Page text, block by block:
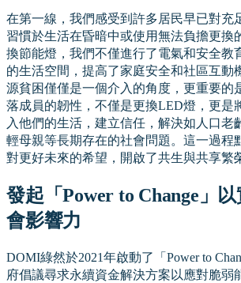
在第一線，我們感受到許多居民早已對充
習慣於生活在昏暗中或使用無法負擔更換
換節能燈，我們不僅進行了電氣和安全教
的生活空間，提高了家庭安全和社區互動
源貧困僅僅是一個介入的角度，更重要的
落成員的韌性，不僅是更換LED燈，更是
入他們的生活，建立信任，解決如人口老
輕母親等長期存在的社會問題。這一過程
對更好未來的希望，開啟了共生與共享繁
發起「Power to Change」
會影響力
DOMI綠然於2021年啟動了「Power to
府倡議尋求永續資金解決方案以應對脆弱